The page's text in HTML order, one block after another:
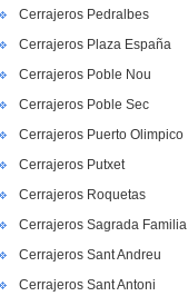
Cerrajeros Pedralbes
Cerrajeros Plaza España
Cerrajeros Poble Nou
Cerrajeros Poble Sec
Cerrajeros Puerto Olimpico
Cerrajeros Putxet
Cerrajeros Roquetas
Cerrajeros Sagrada Familia
Cerrajeros Sant Andreu
Cerrajeros Sant Antoni